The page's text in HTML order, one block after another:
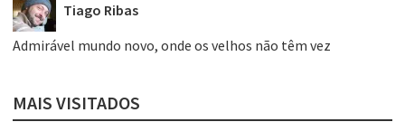
Tiago Ribas
Admirável mundo novo, onde os velhos não têm vez
MAIS VISITADOS